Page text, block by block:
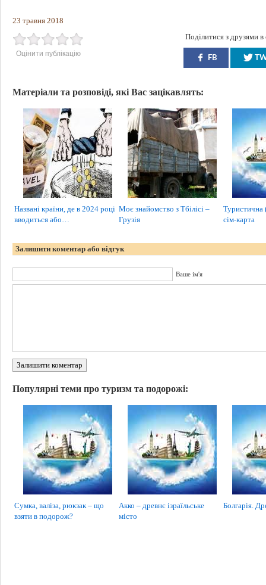
23 травня 2018
Оцінити публікацію
Поділитися з друзями
FB
Матеріали та розповіді, які Вас зацікавлять:
Названі країни, де в 2024 році
вводиться або…
Моє знайомство з Тбілісі –
Грузія
Туристична
сім-карта
Залишити коментар або відгук
Ваше ім'я
Залишити коментар
Популярні теми про туризм та подорожі:
Сумка, валіза, рюкзак – що
взяти в подорож?
Акко – древнє ізраїльське
місто
Болгарія.